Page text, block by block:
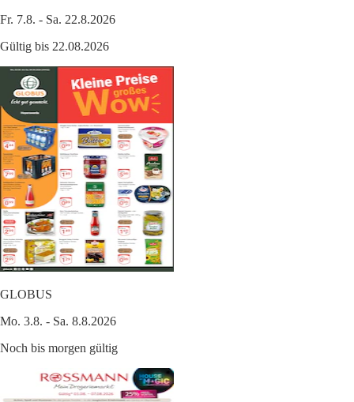
Fr. 7.8. - Sa. 22.8.2026
Gültig bis 22.08.2026
GLOBUS
Mo. 3.8. - Sa. 8.8.2026
Noch bis morgen gültig